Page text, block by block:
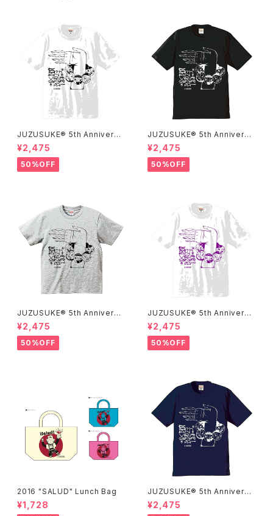
JUZUSUKE® 5th Anniversa
ry Tee
¥2,475
50%OFF
JUZUSUKE® 5th Anniversa
ry Tee
¥2,475
50%OFF
JUZUSUKE® 5th Anniversa
ry Tee
¥2,475
50%OFF
JUZUSUKE® 5th Anniversa
ry Tee
¥2,475
50%OFF
2016 "SALUD" Lunch Bag
¥1,728
JUZUSUKE® 5th Anniversa
ry Tee
¥2,475